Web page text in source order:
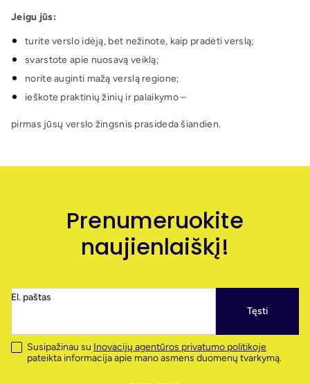
Jeigu jūs:
turite verslo idėją, bet nežinote, kaip pradėti verslą;
svarstote apie nuosavą veiklą;
norite auginti mažą verslą regione;
ieškote praktinių žinių ir palaikymo –
pirmas jūsų verslo žingsnis prasideda šiandien.
Prenumeruokite
naujienlaiškį!
El. paštas
Tęsti
Susipažinau su Inovacijų agentūros privatumo politikoje
pateikta informacija apie mano asmens duomenų tvarkymą.